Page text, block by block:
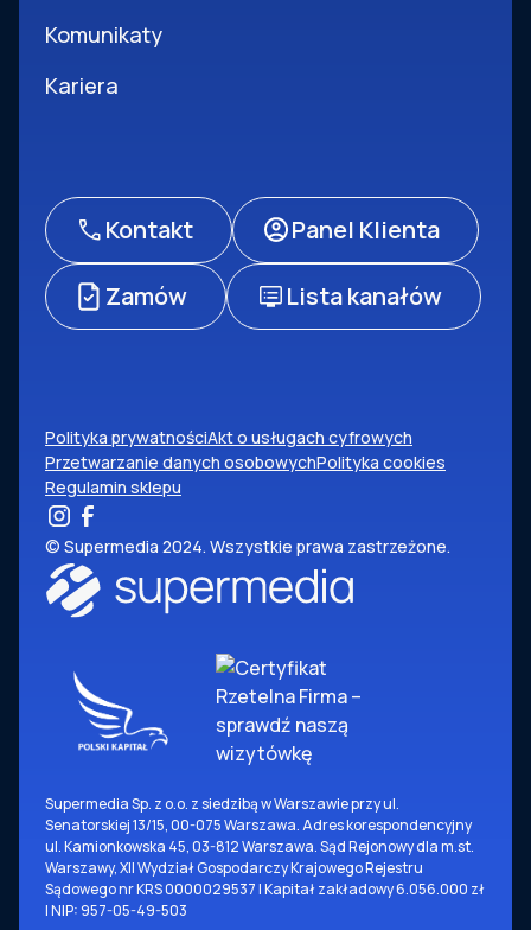
Komunikaty
Kariera
Kontakt Panel Klienta
Zamów Lista kanałów
Polityka prywatnościAkt o usługach cyfrowych
Przetwarzanie danych osobowychPolityka cookies
Regulamin sklepu
© Supermedia 2024. Wszystkie prawa zastrzeżone.
Supermedia Sp. z o.o. z siedzibą w Warszawie przy ul.
Senatorskiej 13/15, 00-075 Warszawa. Adres korespondencyjny
ul. Kamionkowska 45, 03-812 Warszawa. Sąd Rejonowy dla m.st.
Warszawy, XII Wydział Gospodarczy Krajowego Rejestru
Sądowego nr KRS 0000029537 | Kapitał zakładowy 6.056.000 zł
| NIP: 957-05-49-503